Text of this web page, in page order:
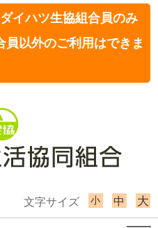
イハツ生協組合員のみ
以外のご利用はできま
文字サイズ 小 中 大